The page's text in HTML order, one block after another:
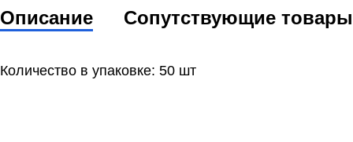
Описание Сопутствующие товары
Количество в упаковке: 50 шт